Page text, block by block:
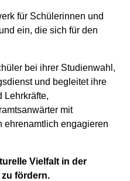
für Schülerinnen und
ein, die sich für den
bei ihrer Studienwahl,
und begleitet ihre
Lehrkräfte,
mit
ehrenamtlich engagieren
Vielfalt in der
fördern.